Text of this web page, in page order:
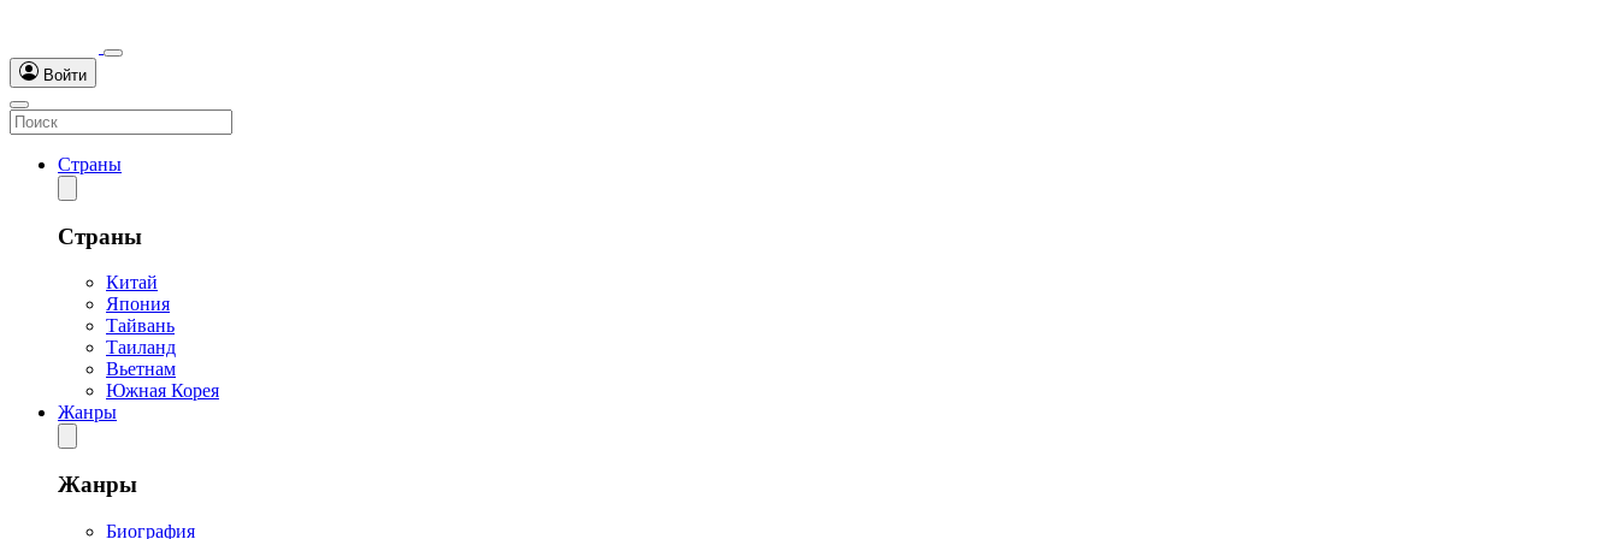
Войти
Страны
Страны
Китай
Япония
Тайвань
Таиланд
Вьетнам
Южная Корея
Жанры
Жанры
Биография